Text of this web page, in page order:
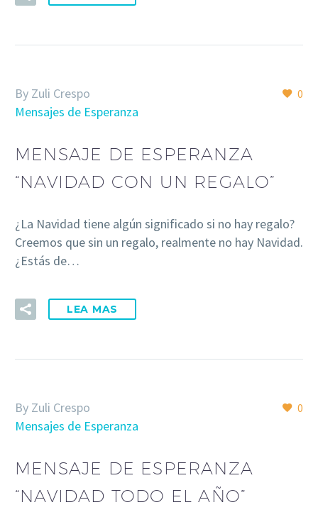
0
By Zuli Crespo
Mensajes de Esperanza
MENSAJE DE ESPERANZA
“NAVIDAD CON UN REGALO”
¿La Navidad tiene algún significado si no hay regalo?
Creemos que sin un regalo, realmente no hay Navidad.
¿Estás de…
LEA MAS
0
By Zuli Crespo
Mensajes de Esperanza
MENSAJE DE ESPERANZA
“NAVIDAD TODO EL AÑO”